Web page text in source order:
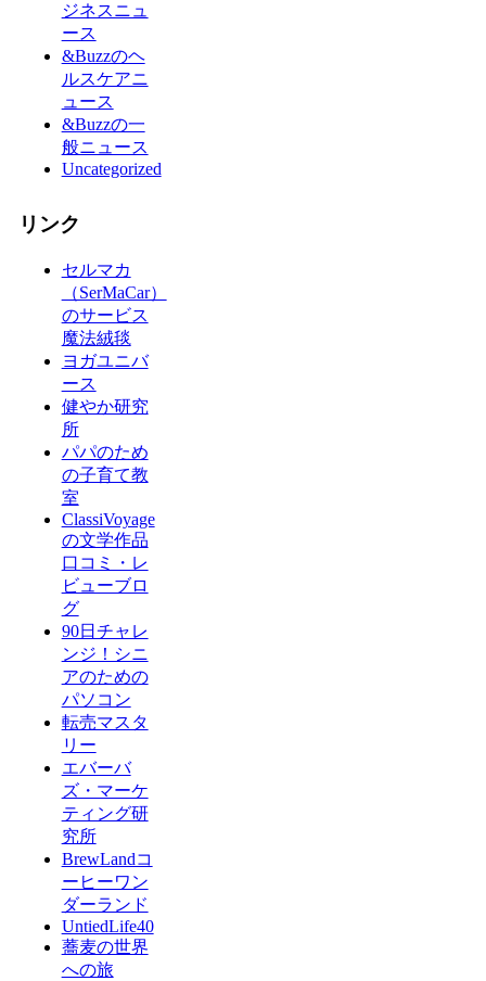
ジネスニュ
ース
&Buzzのヘ
ルスケアニ
ュース
&Buzzの一
般ニュース
Uncategorized
リンク
セルマカ
（SerMaCar）
のサービス
魔法絨毯
ヨガユニバ
ース
健やか研究
所
パパのため
の子育て教
室
ClassiVoyage
の文学作品
口コミ・レ
ビューブロ
グ
90日チャレ
ンジ！シニ
アのための
パソコン
転売マスタ
リー
エバーバ
ズ・マーケ
ティング研
究所
BrewLandコ
ーヒーワン
ダーランド
UntiedLife40
蕎麦の世界
への旅